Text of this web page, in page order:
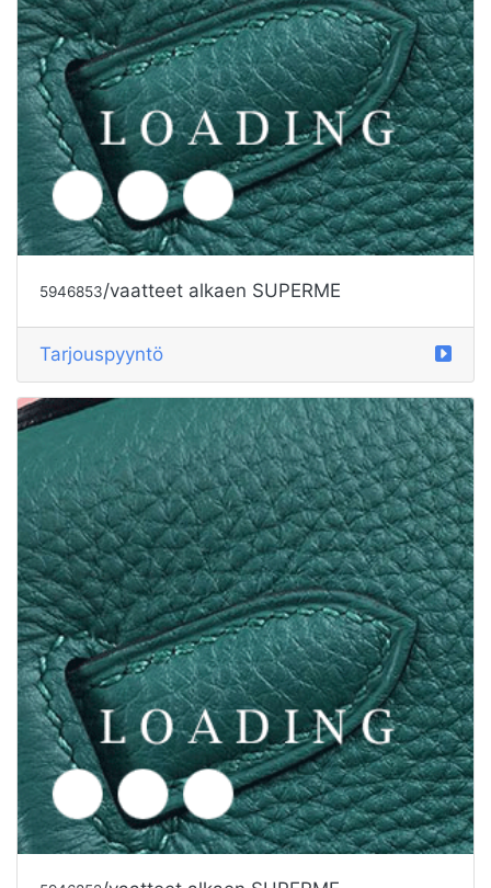
Tarjouspyyntö